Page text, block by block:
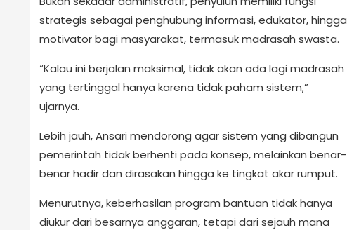
strategis sebagai penghubung informasi, edukator, hingga
motivator bagi masyarakat, termasuk madrasah swasta.
“Kalau ini berjalan maksimal, tidak akan ada lagi madrasah
yang tertinggal hanya karena tidak paham sistem,”
ujarnya.
Lebih jauh, Ansari mendorong agar sistem yang dibangun
pemerintah tidak berhenti pada konsep, melainkan benar-
benar hadir dan dirasakan hingga ke tingkat akar rumput.
Menurutnya, keberhasilan program bantuan tidak hanya
diukur dari besarnya anggaran, tetapi dari sejauh mana